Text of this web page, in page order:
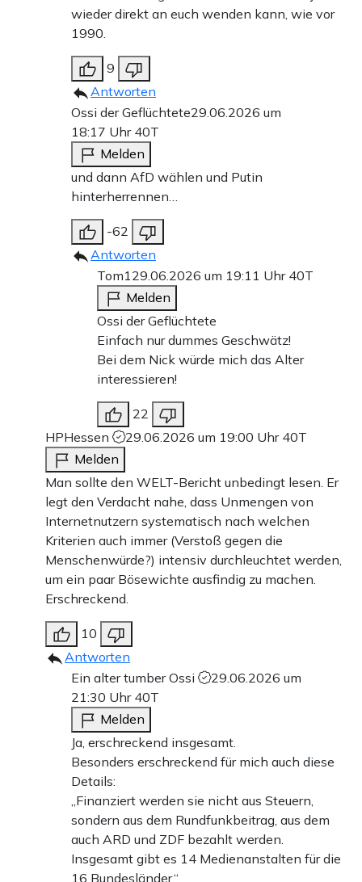
wieder direkt an euch wenden kann, wie vor
1990.
9
Antworten
Ossi der Geflüchtete29.06.2026 um
18:17 Uhr 40T
Melden
und dann AfD wählen und Putin
hinterherrennen…
-62
Antworten
Tom129.06.2026 um 19:11 Uhr 40T
Melden
Ossi der Geflüchtete
Einfach nur dummes Geschwätz!
Bei dem Nick würde mich das Alter
interessieren!
22
HPHessen
29.06.2026 um 19:00 Uhr 40T
Melden
Man sollte den WELT-Bericht unbedingt lesen. Er
legt den Verdacht nahe, dass Unmengen von
Internetnutzern systematisch nach welchen
Kriterien auch immer (Verstoß gegen die
Menschenwürde?) intensiv durchleuchtet werden,
um ein paar Bösewichte ausfindig zu machen.
Erschreckend.
10
Antworten
Ein alter tumber Ossi
29.06.2026 um
21:30 Uhr 40T
Melden
Ja, erschreckend insgesamt.
Besonders erschreckend für mich auch diese
Details:
„Finanziert werden sie nicht aus Steuern,
sondern aus dem Rundfunkbeitrag, aus dem
auch ARD und ZDF bezahlt werden.
Insgesamt gibt es 14 Medienanstalten für die
16 Bundesländer.“